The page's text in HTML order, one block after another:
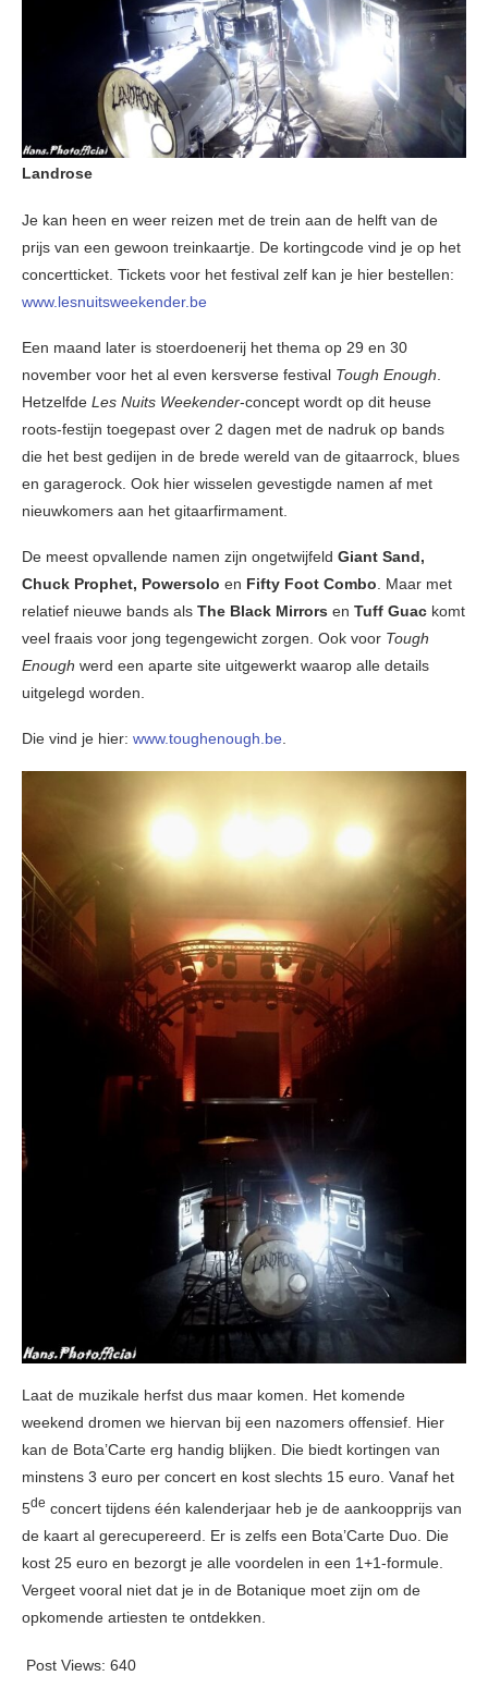
Landrose
Je kan heen en weer reizen met de trein aan de helft van de
prijs van een gewoon treinkaartje. De kortingcode vind je op het
concertticket. Tickets voor het festival zelf kan je hier bestellen:
www.lesnuitsweekender.be
Een maand later is stoerdoenerij het thema op 29 en 30
november voor het al even kersverse festival Tough Enough.
Hetzelfde Les Nuits Weekender-concept wordt op dit heuse
roots-festijn toegepast over 2 dagen met de nadruk op bands
die het best gedijen in de brede wereld van de gitaarrock, blues
en garagerock. Ook hier wisselen gevestigde namen af met
nieuwkomers aan het gitaarfirmament.
De meest opvallende namen zijn ongetwijfeld Giant Sand,
Chuck Prophet, Powersolo en Fifty Foot Combo. Maar met
relatief nieuwe bands als The Black Mirrors en Tuff Guac komt
veel fraais voor jong tegengewicht zorgen. Ook voor Tough
Enough werd een aparte site uitgewerkt waarop alle details
uitgelegd worden.
Die vind je hier: www.toughenough.be.
Laat de muzikale herfst dus maar komen. Het komende
weekend dromen we hiervan bij een nazomers offensief. Hier
kan de Bota’Carte erg handig blijken. Die biedt kortingen van
minstens 3 euro per concert en kost slechts 15 euro. Vanaf het
5de concert tijdens één kalenderjaar heb je de aankoopprijs van
de kaart al gerecupereerd. Er is zelfs een Bota’Carte Duo. Die
kost 25 euro en bezorgt je alle voordelen in een 1+1-formule.
Vergeet vooral niet dat je in de Botanique moet zijn om de
opkomende artiesten te ontdekken.
Post Views: 640